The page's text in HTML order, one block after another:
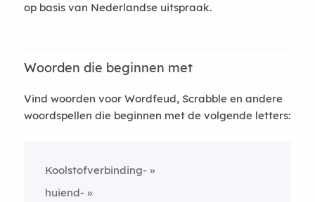
op basis van Nederlandse uitspraak.
Woorden die beginnen met
Vind woorden voor Wordfeud, Scrabble en andere
woordspellen die beginnen met de volgende letters:
Koolstofverbinding-
huiend-